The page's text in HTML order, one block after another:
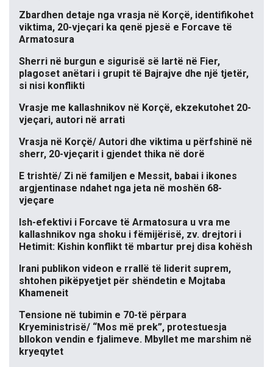
Zbardhen detaje nga vrasja në Korçë, identifikohet
viktima, 20-vjeçari ka qenë pjesë e Forcave të
Armatosura
Sherri në burgun e sigurisë së lartë në Fier,
plagoset anëtari i grupit të Bajrajve dhe një tjetër,
si nisi konflikti
Vrasje me kallashnikov në Korçë, ekzekutohet 20-
vjeçari, autori në arrati
Vrasja në Korçë/ Autori dhe viktima u përfshinë në
sherr, 20-vjeçarit i gjendet thika në dorë
E trishtë/ Zi në familjen e Messit, babai i ikones
argjentinase ndahet nga jeta në moshën 68-
vjeçare
Ish-efektivi i Forcave të Armatosura u vra me
kallashnikov nga shoku i fëmijërisë, zv. drejtori i
Hetimit: Kishin konflikt të mbartur prej disa kohësh
Irani publikon videon e rrallë të liderit suprem,
shtohen pikëpyetjet për shëndetin e Mojtaba
Khameneit
Tensione në tubimin e 70-të përpara
Kryeministrisë/ “Mos më prek”, protestuesja
bllokon vendin e fjalimeve. Mbyllet me marshim në
kryeqytet